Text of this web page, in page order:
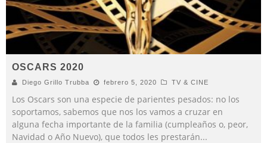
OSCARS 2020
Diego Grillo Trubba febrero 5, 2020 TV & CINE
Los Oscars son una especie de parientes pesados: no los
soportamos, sabemos que nos los vamos a cruzar en
alguna fecha importante de la familia (cumpleaños o, peor,
Navidad o Año Nuevo), que todos les prestarán...